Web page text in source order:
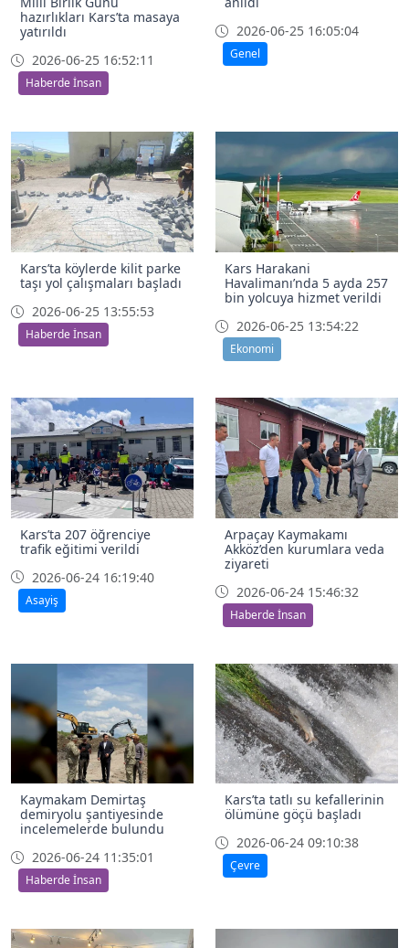
hazırlıkları Kars’ta masaya
yatırıldı
2026-06-25 16:52:11
Haberde İnsan
2026-06-25 16:05:04
Genel
Kars’ta köylerde kilit parke
taşı yol çalışmaları başladı
2026-06-25 13:55:53
Haberde İnsan
Kars Harakani
Havalimanı’nda 5 ayda 257
bin yolcuya hizmet verildi
2026-06-25 13:54:22
Ekonomi
Kars’ta 207 öğrenciye
trafik eğitimi verildi
2026-06-24 16:19:40
Asayiş
Arpaçay Kaymakamı
Akköz’den kurumlara veda
ziyareti
2026-06-24 15:46:32
Haberde İnsan
Kaymakam Demirtaş
demiryolu şantiyesinde
incelemelerde bulundu
2026-06-24 11:35:01
Haberde İnsan
Kars’ta tatlı su kefallerinin
ölümüne göçü başladı
2026-06-24 09:10:38
Çevre